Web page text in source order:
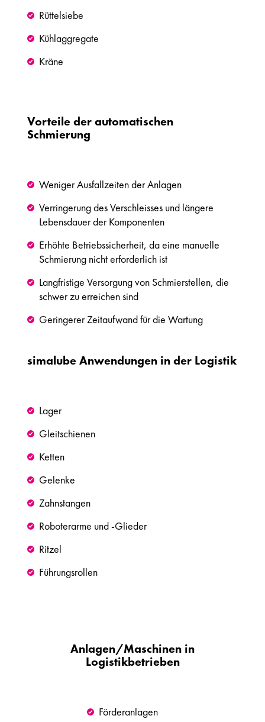
Rüttelsiebe
Kühlaggregate
Kräne
Vorteile der automatischen
Schmierung
Weniger Ausfallzeiten der Anlagen
Verringerung des Verschleisses und längere
Lebensdauer der Komponenten
Erhöhte Betriebssicherheit, da eine manuelle
Schmierung nicht erforderlich ist
Langfristige Versorgung von Schmierstellen, die
schwer zu erreichen sind
Geringerer Zeitaufwand für die Wartung
simalube Anwendungen in der Logistik
Lager
Gleitschienen
Ketten
Gelenke
Zahnstangen
Roboterarme und -Glieder
Ritzel
Führungsrollen
Anlagen/Maschinen in
Logistikbetrieben
Förderanlagen